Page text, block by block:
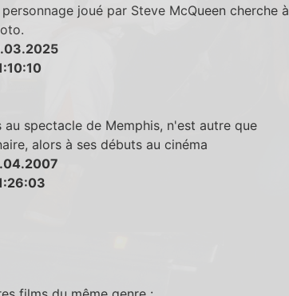
joué par Steve McQueen cherche à
au spectacle de Memphis, n'est autre que
alors à ses débuts au cinéma